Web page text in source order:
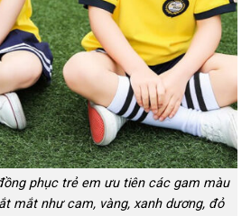
phục trẻ em ưu tiên các gam màu
mắt như cam, vàng, xanh dương, đỏ